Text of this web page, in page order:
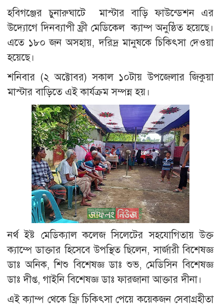
হবিগঞ্জের চুনারুঘাটে মাস্টার বাড়ি ফাউন্ডেশন এর
উদ্যোগে দিনব্যাপী ফ্রী মেডিকেল ক্যাম্প অনুষ্ঠিত হয়েছে।
এতে ১৮০ জন অসহায়, দরিদ্র মানুষকে চিকিৎসা দেওয়া
হয়েছে।
শনিবার (২ অক্টোবর) সকাল ১০টায় উপজেলার জিকুয়া
মাস্টার বাড়িতে এই কার্যক্রম সম্পন্ন হয়।
নর্থ ইষ্ট মেডিক্যাল কলেজ সিলেটের সহযোগিতায় উক্ত
ক্যাম্পে ডাক্তার হিসেবে উপস্থিত ছিলেন, সার্জারী বিশেষজ্ঞ
ডাঃ অনিক, শিশু বিশেষজ্ঞ ডাঃ শুভ, মেডিসিন বিশেষজ্ঞ
ডাঃ দীপ্ত, গাইনি বিশেষজ্ঞ ডাঃ ফারজানা আক্তার দীনা।
এই ক্যাম্প থেকে ফ্রি চিকিৎসা পেয়ে কয়েকজন সেবাগ্রহীতা